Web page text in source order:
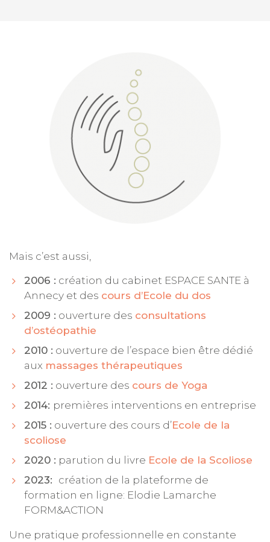
Mais c’est aussi,
2006 : création du cabinet ESPACE SANTE à
Annecy et des cours d’Ecole du dos
2009 : ouverture des consultations
d’ostéopathie
2010 : ouverture de l’espace bien être dédié
aux massages thérapeutiques
2012 : ouverture des cours de Yoga
2014: premières interventions en entreprise
2015 : ouverture des cours d’Ecole de la
scoliose
2020 : parution du livre Ecole de la Scoliose
2023: création de la plateforme de
formation en ligne: Elodie Lamarche
FORM&ACTION
Une pratique professionnelle en constante